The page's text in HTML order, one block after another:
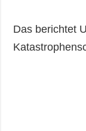
ZUSÄTZLICH
Das berichtet